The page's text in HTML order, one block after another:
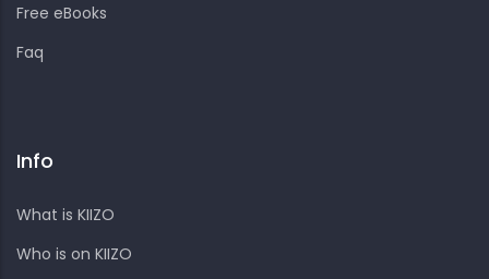
Free eBooks
Faq
Info
What is KIIZO
Who is on KIIZO